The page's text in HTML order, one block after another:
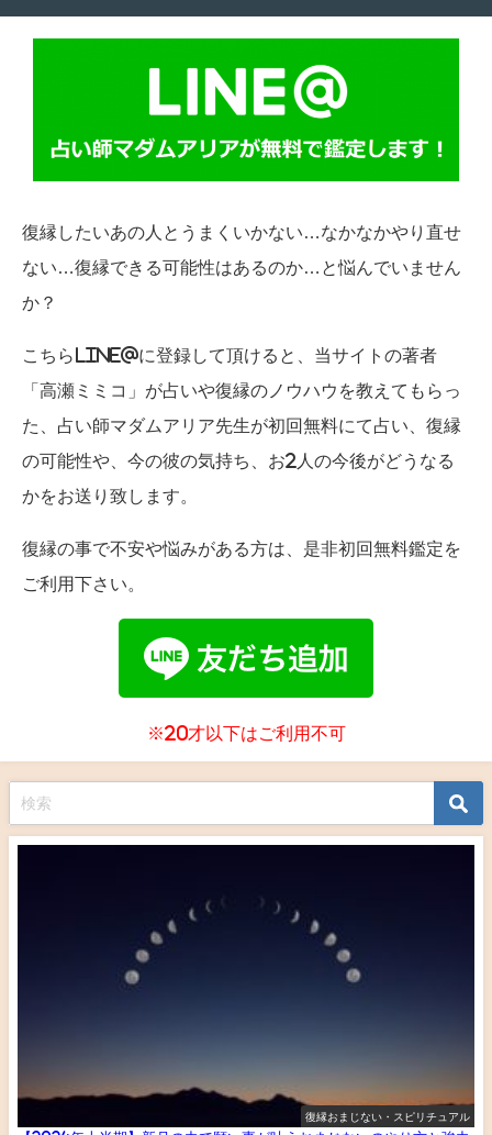
復縁したいあの人とうまくいかない…なかなかやり直せ
ない…復縁できる可能性はあるのか…と悩んでいません
か？
こちらLINE@に登録して頂けると、当サイトの著者
「高瀬ミミコ」が占いや復縁のノウハウを教えてもらっ
た、占い師マダムアリア先生が初回無料にて占い、復縁
の可能性や、今の彼の気持ち、お2人の今後がどうなる
かをお送り致します。
復縁の事で不安や悩みがある方は、是非初回無料鑑定を
ご利用下さい。
※20才以下はご利用不可
復縁おまじない・スピリチュアル